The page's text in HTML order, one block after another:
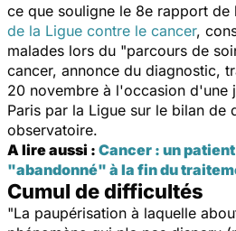
ce que souligne le 8e rapport de
de la Ligue contre le cancer,
malades lors du "parcours de
cancer, annonce du diagnostic,
20 novembre à l'occasion d'une
Paris par la Ligue sur le bilan de
observatoire.
A lire aussi : Cancer : un
"abandonné" à la fin du
Cumul de difficultés
"La paupérisation à laquelle